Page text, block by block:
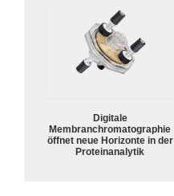
Digitale
Membranchromatographie
öffnet neue Horizonte in der
Proteinanalytik